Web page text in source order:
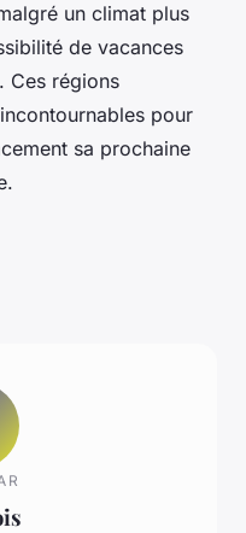
un climat plus
de vacances
Ces régions
pour
sa prochaine